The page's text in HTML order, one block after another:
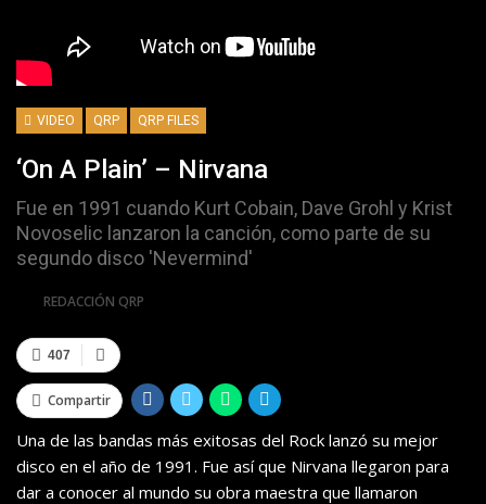
VIDEO QRP QRP FILES
‘On A Plain’ – Nirvana
Fue en 1991 cuando Kurt Cobain, Dave Grohl y Krist
Novoselic lanzaron la canción, como parte de su
segundo disco 'Nevermind'
REDACCIÓN QRP
407
Compartir
Una de las bandas más exitosas del Rock lanzó su mejor
disco en el año de 1991. Fue así que Nirvana llegaron para
dar a conocer al mundo su obra maestra que llamaron